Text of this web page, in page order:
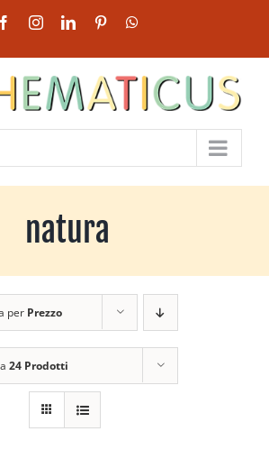
FacebookInstagramLinkedInPinterest
natura
per Prezzo
24 Prodotti